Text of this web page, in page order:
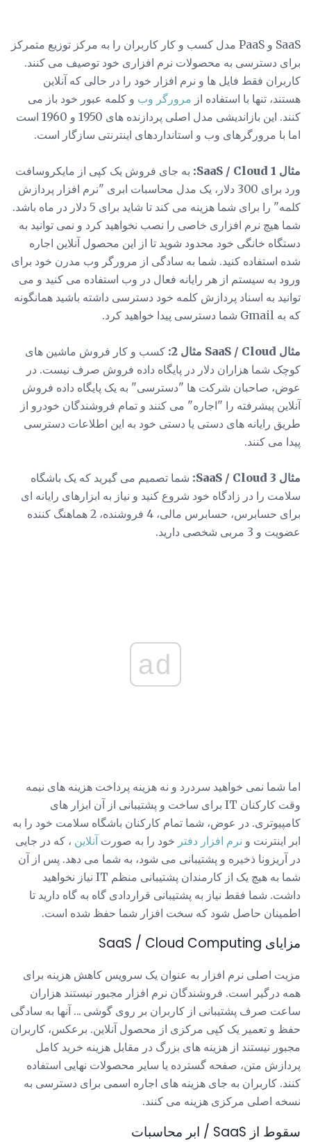
SaaS و PaaS مدل کسب و کار کاربران را به مرکز توزیع متمرکز
برای دسترسی به محصولات نرم افزاری خود توصیف می کنند.
کاربران فقط فایل ها و نرم افزار خود را در حالی که آنلاین
هستند، تنها با استفاده از مرورگر وب و کلمه عبور خود باز می
کنند. این بازاندیشی مدل اصلی پردازنده های 1950 و 1960 است
اما با مرورگرهای وب و استانداردهای اینترنتی سازگار است.
مثال SaaS / Cloud 1:
به جای فروش یک کپی از مایکروسافت
ورد برای 300 دلار، یک مدل محاسبات ابری "نرم افزار پردازش
کلمه" را برای شما هزینه می کند تا شاید برای 5 دلار در ماه باشد.
شما هیچ نرم افزاری خاصی را نصب نخواهید کرد و نمی توانید به
دستگاه خانگی خود محدود شوید تا از این محصول آنلاین اجاره
شده استفاده کنید. شما به سادگی از مرورگر وب مدرن خود برای
ورود به سیستم از هر رایانه فعال در وب استفاده می کنید و می
توانید به اسناد پردازش کلمه خود دسترسی داشته باشید همانگونه
که به Gmail شما دسترسی پیدا خواهید کرد.
مثال SaaS / Cloud مثال 2:
کسب و کار فروش ماشین های
کوچک شما هزاران دلار در پایگاه داده فروش صرف نیست. در
عوض، صاحبان شرکت ها "دسترسی" به یک پایگاه داده فروش
آنلاین پیشرفته را "اجاره" می کنند و تمام فروشندگان خودرو از
طریق رایانه های دستی یا دستی خود به این اطلاعات دسترسی
پیدا می کنند.
مثال 3 SaaS / Cloud:
شما تصمیم می گیرید که یک باشگاه
سلامت را در زادگاه خود شروع کنید و نیاز به ابزارهای رایانه ای
برای حسابرس، حسابرس مالی، 4 فروشنده، 2 هماهنگ کننده
عضویت و 3 مربی شخصی دارید.
ad
اما شما نمی خواهید سردرد و نه هزینه پرداخت هزینه های نیمه
وقت کارکنان IT برای ساخت و پشتیبانی از آن ابزار های
کامپیوتری. در عوض، شما تمام کارکنان باشگاه سلامت خود را به
ابر اینترنت و نرم افزار دفتر خود را به صورت آنلاین ، که در جایی
در آریزونا ذخیره و پشتیبانی می شود، به شما می دهد. پس از آن
شما به هیچ یک از کارمندان پشتیبانی منظم IT نیاز نخواهید
داشت. شما فقط نیاز به پشتیبانی قراردادی گاه به گاه دارید تا
اطمینان حاصل شود که سخت افزار شما حفظ شده است.
مزایای SaaS / Cloud Computing
مزیت اصلی نرم افزار به عنوان یک سرویس کاهش هزینه برای
همه درگیر است. فروشندگان نرم افزار مجبور نیستند هزاران
ساعت صرف پشتیبانی از کاربران بر روی گوشی ... آنها به سادگی
حفظ و تعمیر یک کپی مرکزی از محصول آنلاین. برعکس، کاربران
مجبور نیستند از هزینه های بزرگ در مقابل هزینه خرید کامل
پردازش متن، صفحه گسترده یا سایر محصولات نهایی استفاده
کنند. کاربران به جای هزینه های اجاره اسمی برای دسترسی به
نسخه اصلی مرکزی هزینه می کنند.
سقوط از SaaS / ابر محاسبات